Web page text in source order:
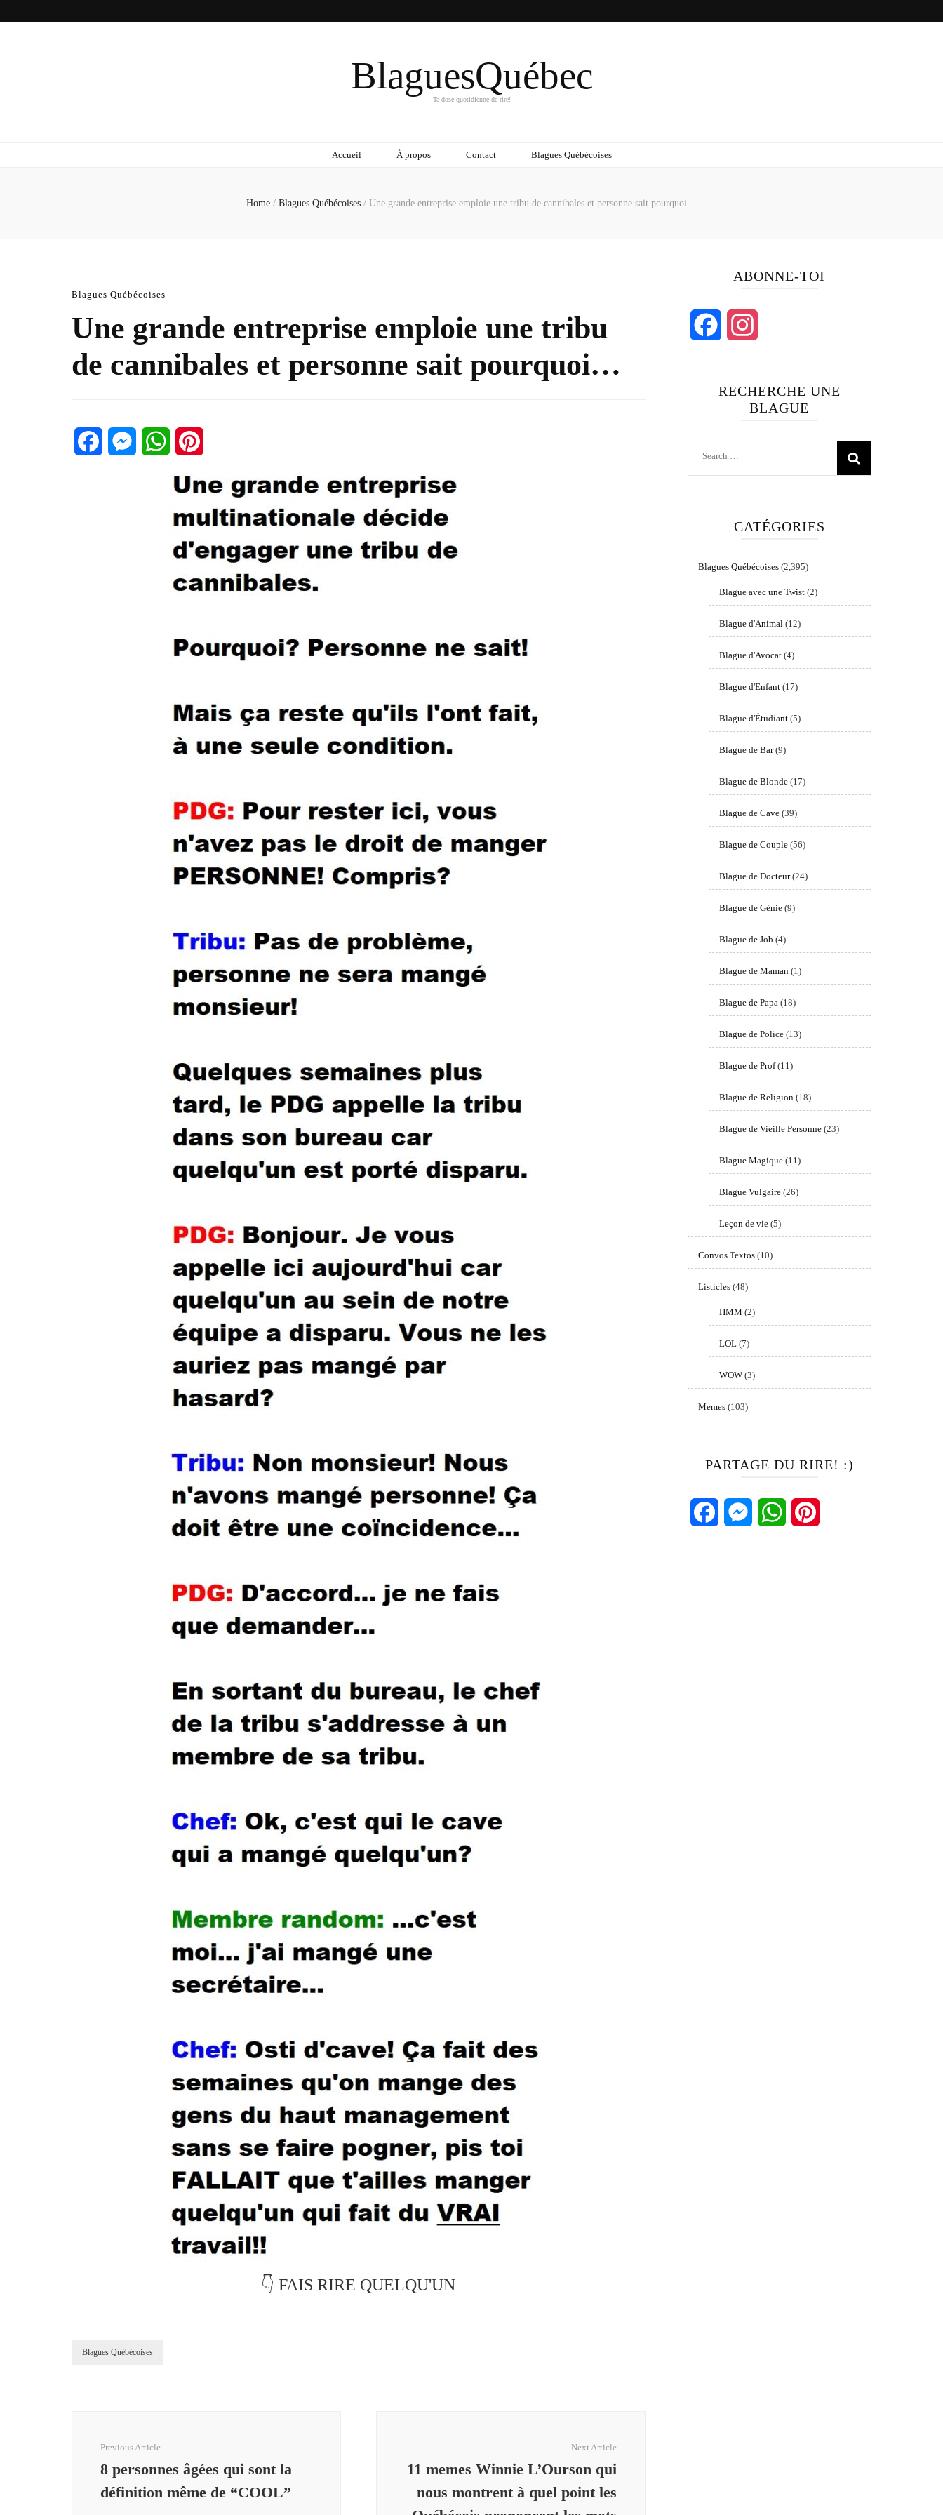
BlaguesQuébec
Ta dose quotidienne de rire!
Accueil À propos Contact Blagues Québécoises
Home / Blagues Québécoises / Une grande entreprise emploie une tribu de cannibales et personne sait pourquoi…
Blagues Québécoises
Une grande entreprise emploie une tribu
de cannibales et personne sait pourquoi…
👇 FAIS RIRE QUELQU'UN
Blagues Québécoises
Previous Article
8 personnes âgées qui sont la
définition même de “COOL”
Next Article
11 memes Winnie L’Ourson qui
nous montrent à quel point les
ABONNE-TOI
RECHERCHE UNE
BLAGUE
Search
CATÉGORIES
Blagues Québécoises(2,395)
Blague avec une Twist(2)
Blague d'Animal(12)
Blague d'Avocat(4)
Blague d'Enfant(17)
Blague d'Étudiant(5)
Blague de Bar(9)
Blague de Blonde(17)
Blague de Cave(39)
Blague de Couple(56)
Blague de Docteur(24)
Blague de Génie(9)
Blague de Job (4)
Blague de Maman(1)
Blague de Papa(18)
Blague de Police(13)
Blague de Prof(11)
Blague de Religion(18)
Blague de Vieille Personne(23)
Blague Magique(11)
Blague Vulgaire(26)
Leçon de vie(5)
Convos Textos(10)
Listicles(48)
HMM (2)
LOL(7)
WOW(3)
Memes(103)
PARTAGE DU RIRE! :)